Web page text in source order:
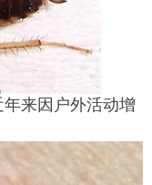
年来因户外活动增